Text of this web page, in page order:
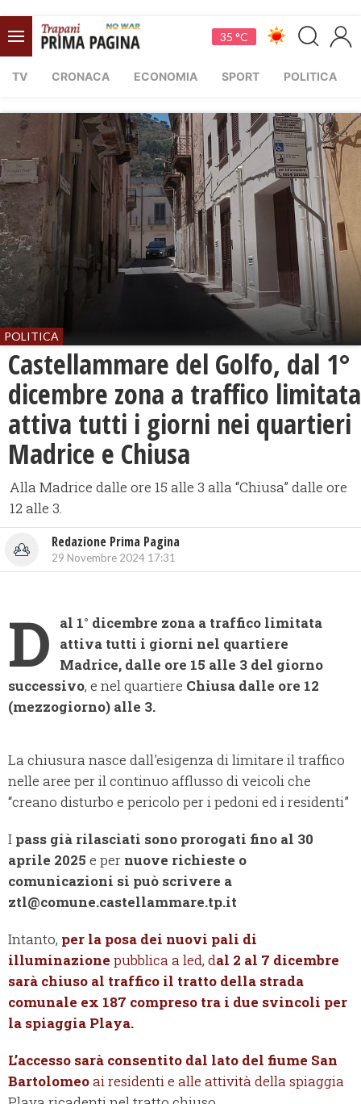
35 °C
TV CRONACA ECONOMIA SPORT POLITICA
POLITICA
Castellammare del Golfo, dal 1°
dicembre zona a traffico limitata
attiva tutti i giorni nei quartieri
Madrice e Chiusa
Alla Madrice dalle ore 15 alle 3 alla “Chiusa” dalle ore
12 alle 3.
Redazione Prima Pagina
29 Novembre 2024 17:31
D
al 1° dicembre zona a traffico limitata
attiva tutti i giorni nel quartiere
Madrice, dalle ore 15 alle 3 del giorno
successivo, e nel quartiere Chiusa dalle ore 12
(mezzogiorno) alle 3.
La chiusura nasce dall'esigenza di limitare il traffico
nelle aree per il continuo afflusso di veicoli che
“creano disturbo e pericolo per i pedoni ed i residenti”
I pass già rilasciati sono prorogati fino al 30
aprile 2025 e per nuove richieste o
comunicazioni si può scrivere a
ztl@comune.castellammare.tp.it
Intanto, per la posa dei nuovi pali di
illuminazione pubblica a led, dal 2 al 7 dicembre
sarà chiuso al traffico il tratto della strada
comunale ex 187 compreso tra i due svincoli per
la spiaggia Playa.
L’accesso sarà consentito dal lato del fiume San
Bartolomeoai residenti e alle attività della spiaggia